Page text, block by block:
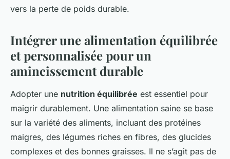
vers la perte de poids durable.
Intégrer une alimentation équilibrée
et personnalisée pour un
amincissement durable
Adopter une nutrition équilibrée est essentiel pour
maigrir durablement. Une alimentation saine se base
sur la variété des aliments, incluant des protéines
maigres, des légumes riches en fibres, des glucides
complexes et des bonnes graisses. Il ne s’agit pas de